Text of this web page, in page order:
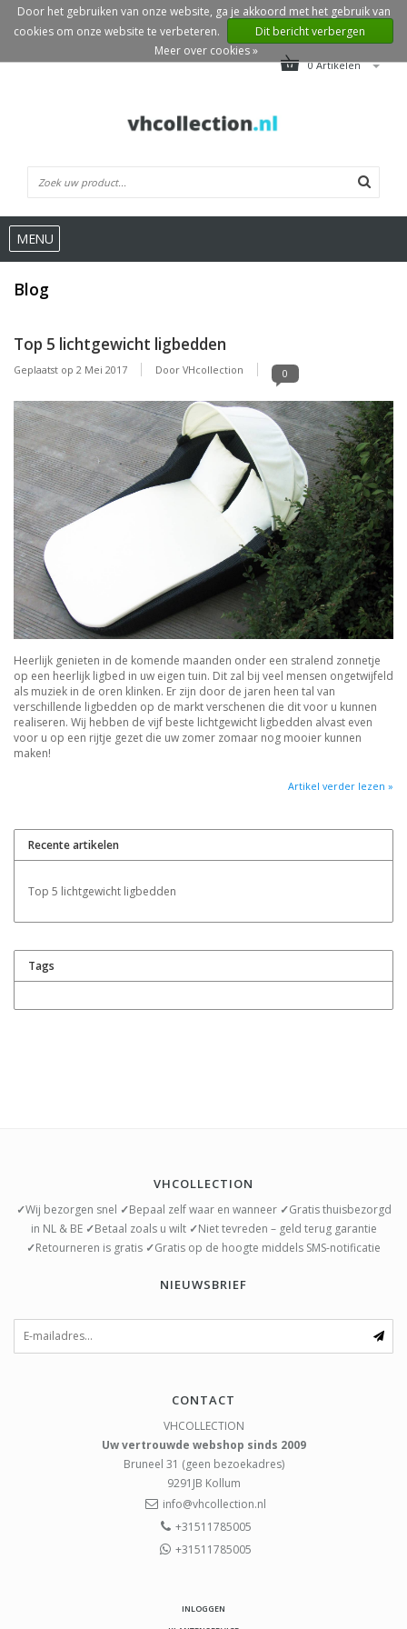
0 Artikelen
MENU
Blog
Top 5 lichtgewicht ligbedden
Geplaatst op 2 Mei 2017 Door VHcollection 0
Heerlijk genieten in de komende maanden onder een stralend zonnetje
op een heerlijk ligbed in uw eigen tuin. Dit zal bij veel mensen ongetwijfeld
als muziek in de oren klinken. Er zijn door de jaren heen tal van
verschillende ligbedden op de markt verschenen die dit voor u kunnen
realiseren. Wij hebben de vijf beste lichtgewicht ligbedden alvast even
voor u op een rijtje gezet die uw zomer zomaar nog mooier kunnen
maken!
Artikel verder lezen »
Recente artikelen
Top 5 lichtgewicht ligbedden
Tags
VHCOLLECTION
✓Wij bezorgen snel ✓Bepaal zelf waar en wanneer ✓Gratis thuisbezorgd
in NL & BE ✓Betaal zoals u wilt ✓Niet tevreden – geld terug garantie
✓Retourneren is gratis ✓Gratis op de hoogte middels SMS-notificatie
NIEUWSBRIEF
CONTACT
VHCOLLECTION
Uw vertrouwde webshop sinds 2009
Bruneel 31 (geen bezoekadres)
9291JB Kollum
info@vhcollection.nl
+31511785005
+31511785005
INLOGGEN
Door het gebruiken van onze website, ga je akkoord met het gebruik van
cookies om onze website te verbeteren.
Dit bericht verbergen
Meer over cookies »